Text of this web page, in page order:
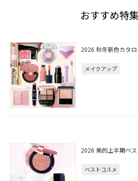
おすすめ特集
2026 秋冬新色カタ
メイクアップ
2026 美的上半期ベ
ベストコスメ